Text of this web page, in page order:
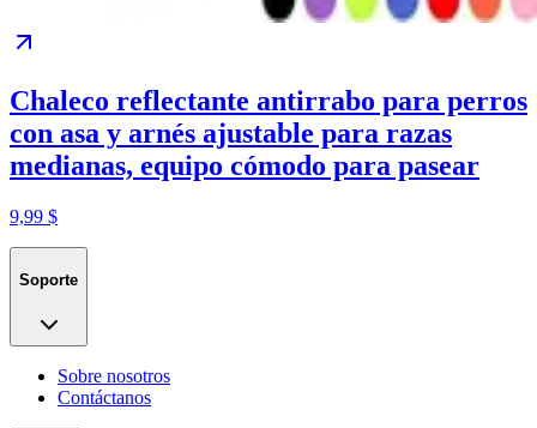
Chaleco reflectante antirrabo para perros
con asa y arnés ajustable para razas
medianas, equipo cómodo para pasear
9,99 $
Soporte
Sobre nosotros
Contáctanos